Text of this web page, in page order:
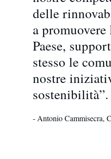
delle
a
Paese,
stesso le
nostre
sostenibilità”.
- Antonio Cammisecra,